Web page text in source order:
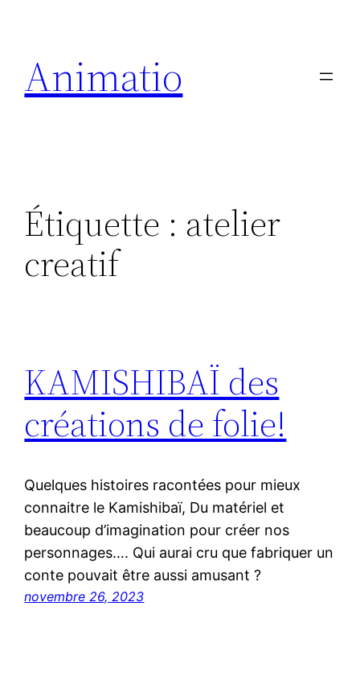
Animatio
Étiquette : atelier
creatif
KAMISHIBAÏ des
créations de folie!
Quelques histoires racontées pour mieux
connaitre le Kamishibaï, Du matériel et
beaucoup d’imagination pour créer nos
personnages…. Qui aurai cru que fabriquer un
conte pouvait être aussi amusant ?
novembre 26, 2023